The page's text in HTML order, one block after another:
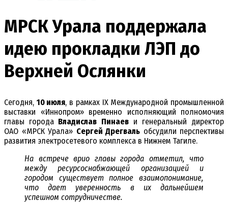
МРСК Урала поддержала
идею прокладки ЛЭП до
Верхней Ослянки
Сегодня, 10 июля, в рамках IX Международной промышленной
выставки «Иннопром» временно исполняющий полномочия
главы города Владислав Пинаеви генеральный директор
ОАО «МРСК Урала» Сергей Дрегваль обсудили перспективы
развития электросетевого комплекса в Нижнем Тагиле.
На встрече врио главы города отметил, что
между ресурсоснабжающей организацией и
городом существует полное взаимопонимание,
что дает уверенность в их дальнейшем
успешном сотрудничестве.